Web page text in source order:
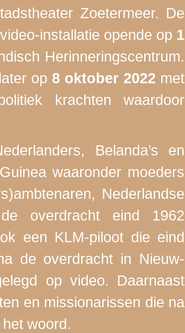
Zoetermeer. De
installatie opende op 1
Herinneringscentrum.
op 8 oktober 2022 met
krachten waardoor
Belanda’s en
waaronder moeders
Nederlandse
overdracht eind 1962
een KLM-piloot die eind
de overdracht in Nieuw-
op video. Daarnaast
en missionarissen die na
woord.